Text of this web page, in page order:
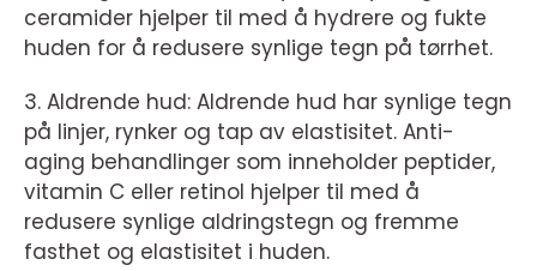
ceramider hjelper til med å hydrere og fukte
huden for å redusere synlige tegn på tørrhet.
3. Aldrende hud: Aldrende hud har synlige tegn
på linjer, rynker og tap av elastisitet. Anti-
aging behandlinger som inneholder peptider,
vitamin C eller retinol hjelper til med å
redusere synlige aldringstegn og fremme
fasthet og elastisitet i huden.